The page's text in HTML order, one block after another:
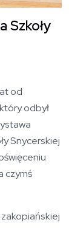
Szkoły
od
odbył
Snycerskiej
czymś